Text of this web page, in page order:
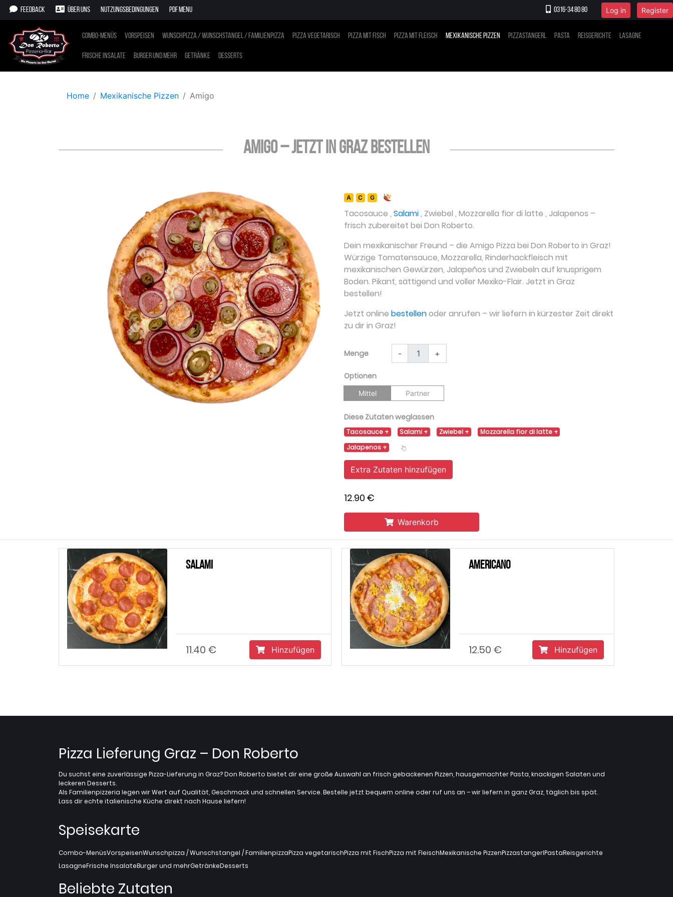
Feedback Über uns Nutzungsbedingungen PDF Menu 0316-34 80 80 Log in Register
Combo-Menüs Vorspeisen Wunschpizza / Wunschstangel / Familienpizza Pizza vegetarisch Pizza mit Fisch Pizza mit Fleisch Mexikanische Pizzen Pizzastangerl Pasta Reisgerichte Lasagne
Frische Insalate Burger und mehr Getränke Desserts
Home Mexikanische Pizzen Amigo
Amigo – jetzt in Graz bestellen
A C G
Tacosauce , Salami, Zwiebel , Mozzarella fior di latte , Jalapenos –
frisch zubereitet bei Don Roberto.
Dein mexikanischer Freund – die Amigo Pizza bei Don Roberto in Graz!
Würzige Tomatensauce, Mozzarella, Rinderhackfleisch mit
mexikanischen Gewürzen, Jalapeños und Zwiebeln auf knusprigem
Boden. Pikant, sättigend und voller Mexiko-Flair. Jetzt in Graz
bestellen!
Jetzt online bestellenoder anrufen – wir liefern in kürzester Zeit direkt
zu dir in Graz!
Menge - +
Optionen
Mittel Partner
Diese Zutaten weglassen
Tacosauce Salami Zwiebel
Mozzarella fior di latte
Jalapenos
Extra Zutaten hinzufügen
12.90 €
Warenkorb
Salami
11.40 € Hinzufügen
Americano
12.50 € Hinzufügen
Pizza Lieferung Graz – Don Roberto
Du suchst eine zuverlässige Pizza-Lieferung in Graz? Don Roberto bietet dir eine große Auswahl an frisch gebackenen Pizzen, hausgemachter Pasta, knackigen Salaten und
leckeren Desserts.
Als Familienpizzeria legen wir Wert auf Qualität, Geschmack und schnellen Service. Bestelle jetzt bequem online oder ruf uns an – wir liefern in ganz Graz, täglich bis spät.
Lass dir echte italienische Küche direkt nach Hause liefern!
Speisekarte
Combo-MenüsVorspeisenWunschpizza / Wunschstangel / FamilienpizzaPizza vegetarischPizza mit FischPizza mit FleischMexikanische PizzenPizzastangerlPastaReisgerichte
LasagneFrische InsalateBurger und mehrGetränkeDesserts
Beliebte Zutaten